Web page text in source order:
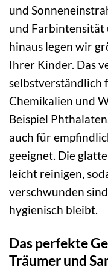
und
und Farbintensität
hinaus legen wir
Ihrer Kinder. Das
selbstverständlich
Chemikalien und
Beispiel
auch für
geeignet. Die
leicht reinigen,
verschwunden
hygienisch bleibt.
Das perfekte
Träumer und